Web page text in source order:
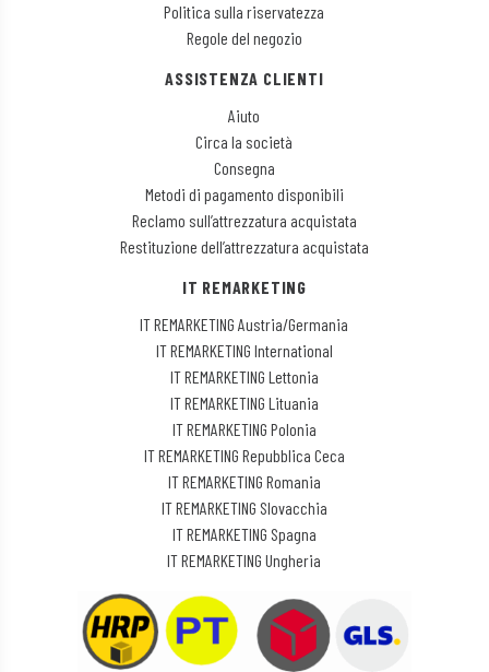
Politica sulla riservatezza
Regole del negozio
ASSISTENZA CLIENTI
Aiuto
Circa la società
Consegna
Metodi di pagamento disponibili
Reclamo sull’attrezzatura acquistata
Restituzione dell’attrezzatura acquistata
IT REMARKETING
IT REMARKETING Austria/Germania
IT REMARKETING International
IT REMARKETING Lettonia
IT REMARKETING Lituania
IT REMARKETING Polonia
IT REMARKETING Repubblica Ceca
IT REMARKETING Romania
IT REMARKETING Slovacchia
IT REMARKETING Spagna
IT REMARKETING Ungheria